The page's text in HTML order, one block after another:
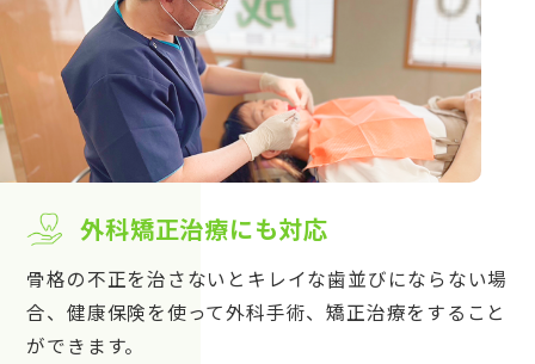
外科矯正治療にも対応
骨格の不正を治さないとキレイな歯並びにならない場
合、健康保険を使って外科手術、矯正治療をすること
ができます。